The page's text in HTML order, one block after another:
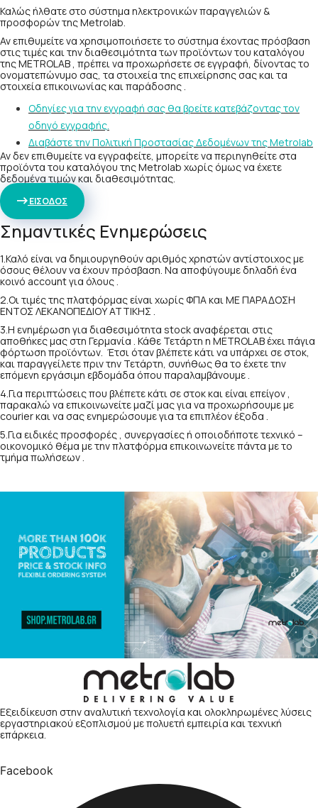
Καλώς ήλθατε στο σύστημα ηλεκτρονικών παραγγελιών &
προσφορών της Metrolab.
Αν επιθυμείτε να χρησιμοποιήσετε το σύστημα έχοντας πρόσβαση
στις τιμές και την διαθεσιμότητα των προϊόντων του καταλόγου
της METROLAB , πρέπει να προχωρήσετε σε εγγραφή, δίνοντας το
ονοματεπώνυμο σας, τα στοιχεία της επιχείρησης σας και τα
στοιχεία επικοινωνίας και παράδοσης .
Οδηγίες για την εγγραφή σας θα βρείτε κατεβάζοντας τον
οδηγό εγγραφής.
Διαβάστε την Πολιτική Προστασίας Δεδομένων της Metrolab
Αν δεν επιθυμείτε να εγγραφείτε, μπορείτε να περιηγηθείτε στα
προϊόντα του καταλόγου της Metrolab χωρίς όμως να έχετε
δεδομένα τιμών και διαθεσιμότητας.
ΕΙΣΟΔΟΣ
Σημαντικές Ενημερώσεις
1.Καλό είναι να δημιουργηθούν αριθμός χρηστών αντίστοιχος με
όσους θέλουν να έχουν πρόσβαση. Να αποφύγουμε δηλαδή ένα
κοινό account για όλους .
2.Οι τιμές της πλατφόρμας είναι χωρίς ΦΠΑ και ΜΕ ΠΑΡΑΔΟΣΗ
ΕΝΤΟΣ ΛΕΚΑΝΟΠΕΔΙΟΥ ΑΤΤΙΚΗΣ .
3.Η ενημέρωση για διαθεσιμότητα stock αναφέρεται στις
αποθήκες μας στη Γερμανία . Κάθε Τετάρτη η METROLAB έχει πάγια
φόρτωση προϊόντων. Έτσι όταν βλέπετε κάτι να υπάρχει σε στοκ,
και παραγγείλετε πριν την Τετάρτη, συνήθως θα το έχετε την
επόμενη εργάσιμη εβδομάδα όπου παραλαμβάνουμε .
4.Για περιπτώσεις που βλέπετε κάτι σε στοκ και είναι επείγον ,
παρακαλώ να επικοινωνείτε μαζί μας για να προχωρήσουμε με
courier και να σας ενημερώσουμε για τα επιπλέον έξοδα .
5.Για ειδικές προσφορές , συνεργασίες ή οποιοδήποτε τεχνικό –
οικονομικό θέμα με την πλατφόρμα επικοινωνείτε πάντα με το
τμήμα πωλήσεων .
Εξειδίκευση στην αναλυτική τεχνολογία και ολοκληρωμένες λύσεις
εργαστηριακού εξοπλισμού με πολυετή εμπειρία και τεχνική
επάρκεια.
Facebook